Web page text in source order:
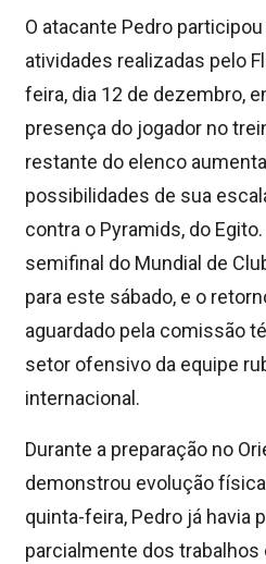
O atacante Pedro
atividades realizadas pelo
feira, dia 12 de dezembro,
presença do jogador no
restante do elenco
possibilidades de sua
contra o Pyramids, do
semifinal do Mundial de
para este sábado, e o
aguardado pela comissão
setor ofensivo da equipe
internacional.
Durante a preparação no
demonstrou evolução
quinta-feira, Pedro já havia
parcialmente dos